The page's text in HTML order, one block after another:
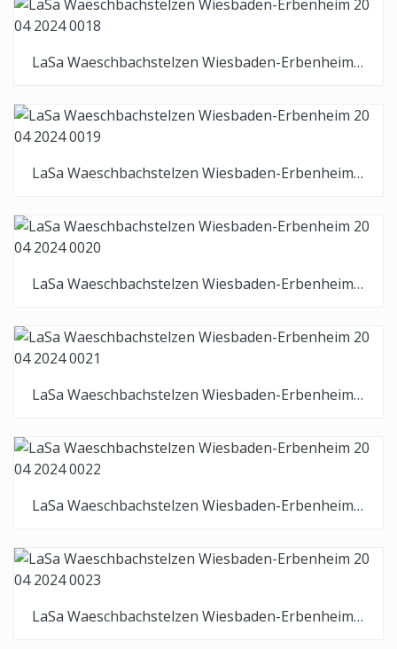
LaSa Waeschbachstelzen Wiesbaden-Erbenheim 20 04 2024 0018
LaSa Waeschbachstelzen Wiesbaden-Erbenheim 20 04 2024 0019
LaSa Waeschbachstelzen Wiesbaden-Erbenheim 20 04 2024 0020
LaSa Waeschbachstelzen Wiesbaden-Erbenheim 20 04 2024 0021
LaSa Waeschbachstelzen Wiesbaden-Erbenheim 20 04 2024 0022
LaSa Waeschbachstelzen Wiesbaden-Erbenheim 20 04 2024 0023